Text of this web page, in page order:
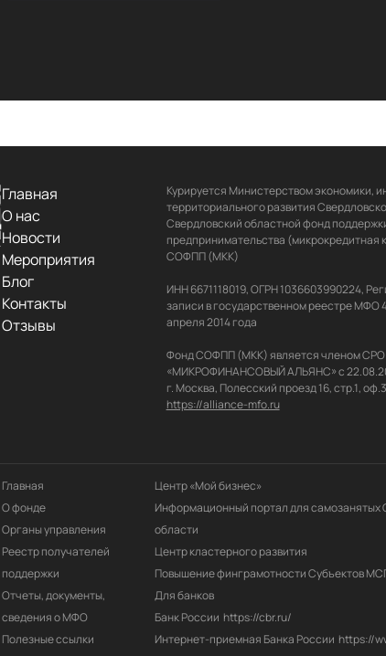
Главная
О нас
Новости
Мероприятия
Блог
Контакты
Отзывы
Курируется Министерством экономики,
территориального развития
Свердловский областной фонд
предпринимательства (микрокредитная
СОФПП (МКК)
ИНН 6671118019, ОГРН 1036603990224,
записи в государственном реестре МФО
апреля 2014 года
Фонд СОФПП (МКК) является членом
«МИКРОФИНАНСОВЫЙ АЛЬЯНС» с
https://alliance-mfo.ru
Главная
О фонде
Органы управления
Реестр получателей
поддержки
Отчеты, документы,
сведения о МФО
Полезные ссылки
Центр «Мой бизнес»
Информационный портал для самозанятых
области
Центр кластерного развития
Повышение финграмотности Субъектов
Для банков
Банк России https://cbr.ru/
Интернет-приемная Банка России https://